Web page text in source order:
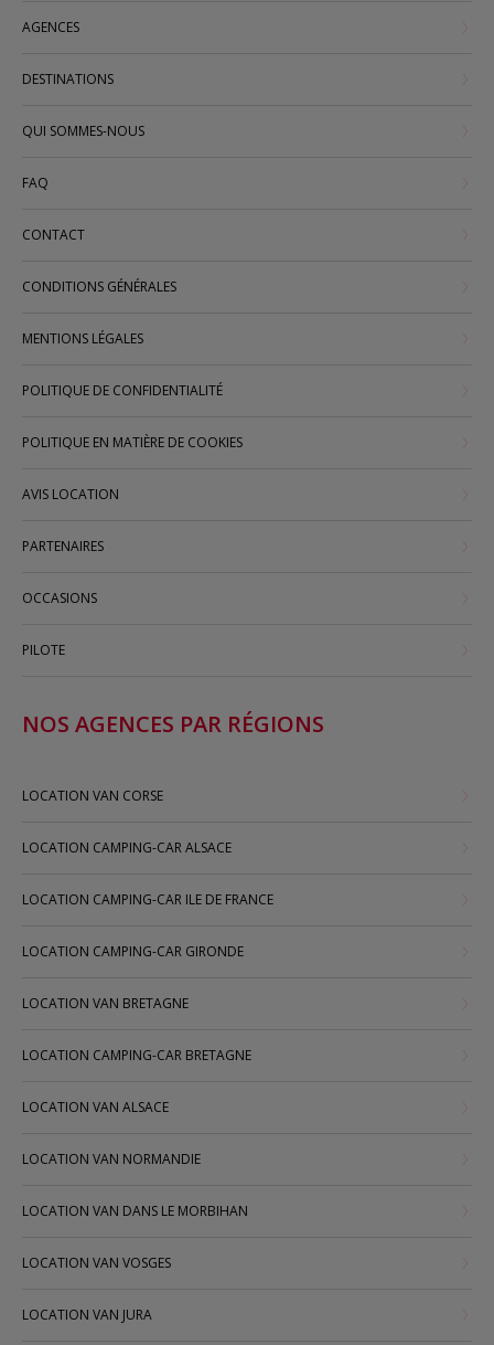
AGENCES
DESTINATIONS
QUI SOMMES-NOUS
FAQ
CONTACT
CONDITIONS GÉNÉRALES
MENTIONS LÉGALES
POLITIQUE DE CONFIDENTIALITÉ
POLITIQUE EN MATIÈRE DE COOKIES
AVIS LOCATION
PARTENAIRES
OCCASIONS
PILOTE
NOS AGENCES PAR RÉGIONS
LOCATION VAN CORSE
LOCATION CAMPING-CAR ALSACE
LOCATION CAMPING-CAR ILE DE FRANCE
LOCATION CAMPING-CAR GIRONDE
LOCATION VAN BRETAGNE
LOCATION CAMPING-CAR BRETAGNE
LOCATION VAN ALSACE
LOCATION VAN NORMANDIE
LOCATION VAN DANS LE MORBIHAN
LOCATION VAN VOSGES
LOCATION VAN JURA